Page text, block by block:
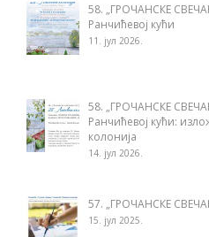
58. „ГРОЧАНСКЕ
Ранчићевој кући
11. јул 2026.
58. „ГРОЧАНСКЕ
Ранчићевој кући:
колонија
14. јул 2026.
57. „ГРОЧАНСКЕ
15. јул 2025.